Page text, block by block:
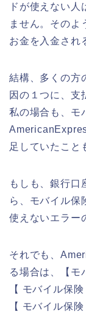
ドが使えない
ません。そのよ
お金を入金され
結構、多くの方
因の１つに、支
私の場合も、モ
足していたこと
もしも、銀行口
ら、モバイル
使えないエラー
それでも、
る場合は、【モ
【 モバイル保
【 モバイル保